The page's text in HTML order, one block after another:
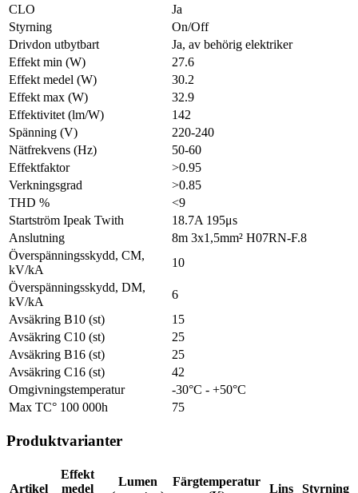
CLO
Ja
Styrning
On/Off
Drivdon utbytbart
Ja, av behörig elektriker
Effekt min (W)
27.6
Effekt medel (W)
30.2
Effekt max (W)
32.9
Effektivitet (lm/W)
142
Spänning (V)
220-240
Nätfrekvens (Hz)
50-60
Effektfaktor
>0.95
Verkningsgrad
>0.85
THD %
<9
Startström Ipeak Twith
18.7A 195μs
Anslutning
8m 3x1,5mm² H07RN-F.8
Överspänningsskydd, CM,
kV/kA
10
Överspänningsskydd, DM,
kV/kA
6
Avsäkring B10 (st)
15
Avsäkring C10 (st)
25
Avsäkring B16 (st)
25
Avsäkring C16 (st)
42
Omgivningstemperatur
-30°C - +50°C
Max TC° 100 000h
75
Produktvarianter
Artikel
Effekt
medel
Lumen
Färgtemperatur
Lins Styrning